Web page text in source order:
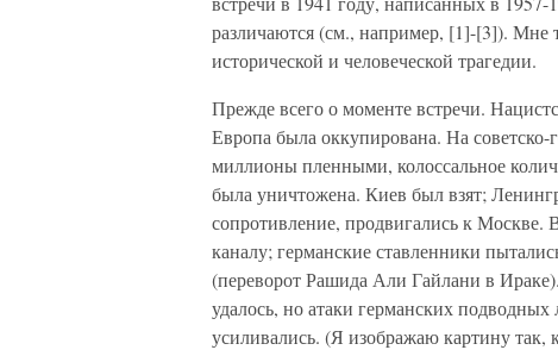
различаются (см., например, [1]-[3]). Мне
исторической и человеческой трагедии.
Прежде всего о моменте встречи.
Европа была оккупирована. На советско-
миллионы пленными, колоссальное
была уничтожена. Киев был взят;
сопротивление, продвигались к
каналу; германские ставленники
(переворот Рашида Али Гайлани в
удалось, но атаки германских
усиливались. (Я изображаю картину так,